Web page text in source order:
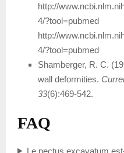
http://
4/?tool=pubmed
http://
4/?tool=pubmed
Shamberger, R. C.
wall deformities.
33(6):469-542.
FAQ
Le pectus excavatum